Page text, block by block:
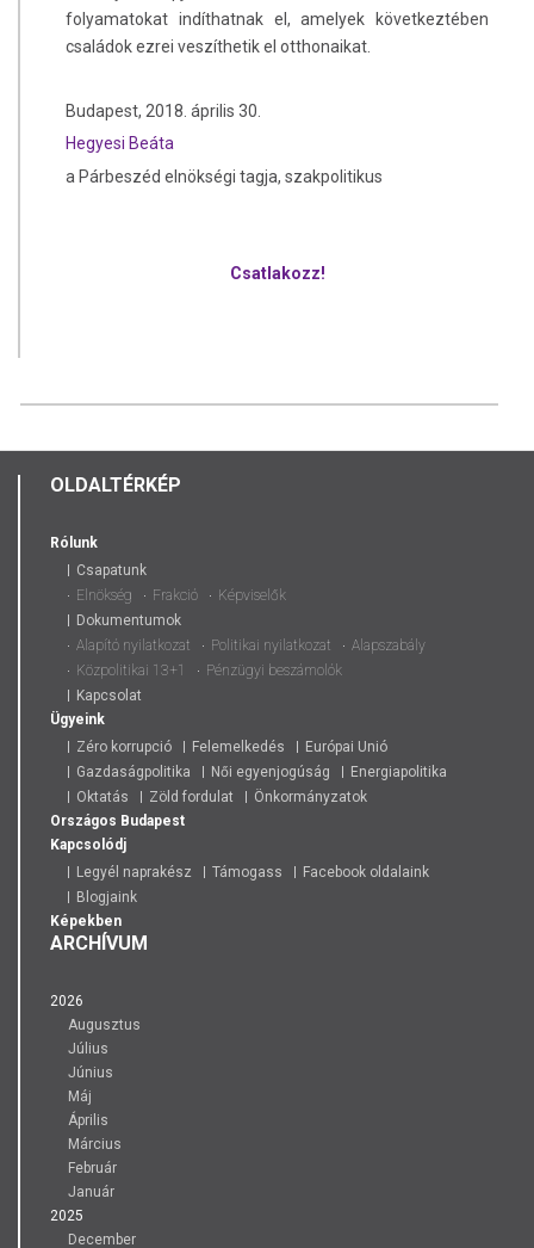
folyamatokat indíthatnak el, amelyek következtében
családok ezrei veszíthetik el otthonaikat.
Budapest, 2018. április 30.
Hegyesi Beáta
a Párbeszéd elnökségi tagja, szakpolitikus
Csatlakozz!
OLDALTÉRKÉP
Rólunk
Csapatunk
Elnökség
Frakció
Képviselők
Dokumentumok
Alapító nyilatkozat
Politikai nyilatkozat
Alapszabály
Közpolitikai 13+1
Pénzügyi beszámolók
Kapcsolat
Ügyeink
Zéro korrupció
Felemelkedés
Európai Unió
Gazdaságpolitika
Női egyenjogúság
Energiapolitika
Oktatás
Zöld fordulat
Önkormányzatok
Országos Budapest
Kapcsolódj
Legyél naprakész
Támogass
Facebook oldalaink
Blogjaink
Képekben
ARCHÍVUM
2026
Augusztus
Július
Június
Máj
Április
Március
Február
Január
2025
December